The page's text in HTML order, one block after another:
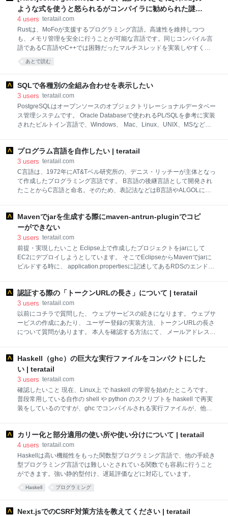
中"); 18 // var versi
ような式を使うと怒られるがコンパイラに勧められた謎の
トレイト境界で怒られなくなる。なぜ？
4 users teratail.com
Rustは、MoFoが支援するプログラミング言語。高速性を維持しつつ
も、メモリ管理を安全に行うことが可能な言語です。同じコンパイル言
語であるC言語やC++では困難だったマルチスレッドを実装しやすく、
並行性という点においても優れています。
あとで読む
SQLで各種別の全組み合わせを表示したい
3 users teratail.com
PostgreSQLはオープンソースのオブジェクトリレーショナルデータベー
ス管理システムです。 Oracle Databaseで使われるPL/SQLを参考に実装
されたビルトイン言語で、Windows、 Mac、Linux、UNIX、MSなどい
データベース言語です。大きく分けて、データ定義言語(DDL)、データ
操作言語(DML)、データ制御言語(DCL)の3つで構成されており、プログ
ラム上でSQL文を生成して、RDBMSに命令を出し、RDBに必要なデー
タを格納できます。また、格納したデータを引き出すことも可能です。
プログラム言語を自作したい | teratail
3 users teratail.com
C言語は、1972年にAT&Tベル研究所の、デニス・リッチーが主体となっ
て作成したプログラミング言語です。 B言語の後継言語として開発され
たことからC言語と命名。そのため、表記法などはB言語やALGOLに近
ロソフト社が開発したオペレーティングシステムです。当初は、MS-
DOSに変わるOSとして開発されました。 GUIを採用し、主にインテル
系のCPUを搭載したコンピューターで動作します。Windows系OSのシ
ェアは、90％を超えるといわれています。 パソコン用以外に、POSシス
テムやスマートフォンなどの携帯端末用、サーバ用のOSもあります。
Mavenでjarを生成する際にmaven-antrun-pluginでコピ
ーができない
3 users teratail.com
前提・実現したいこと Eclipse上で作成したプロジェクトをjarにして
EC2にデプロイしようとしています。 そこでEclipseからMavenでjarに
ビルドする時に、 application.propertiesに記述してあるRDSのエンドポ
のフォルダを全削除してもう一度更新してみましたが状況変わらずでし
た。 maven-antrun-pluginが動作していない？と思うのですが。。 ちな
みにjarファイルの生成はSUCCESSしています。 どなたか何か分かる方
がいればご回答よろしくお願いします。 必要な情報等ありましたらおっ
しゃって下さい。 随時追記していきます。 <?xml version="1.0"
認証する際の「トークンURLの長さ」について | teratail
3 users teratail.com
以前にコチラで質問した、 ウェブサービスの続きになります。 ウェブサ
ービスの作成にあたり、 ユーザー登録の実装方法、トークンURLの長さ
について質問があります。 本人を確認する方法にて、 メールアドレスを
う」 を実装しました。お陰様で無事にできました。 PHP 1$urltoken =
hash('sha256',uniqid(rand(),1)); 2//$urltoken =
28a97660379134480e0b0376a781f03d98375697dce6db65e718fbc1a
4b980b8 ここで質問があります。 トークンの長さについてです。 例え
ばマネーフォワードの場合、 パスワードリセットは以下のトークンURL
でした。 2gsoALCT5
Haskell（ghc）の巨大な実行ファイルをコンパクトにした
い | teratail
3 users teratail.com
確認したいこと 現在、Linux上 で haskell の学習を始めたところです。
普段常用している自作の shell や python のスクリプトを haskell で再実
装をしているのですが、ghc でコンパイルされる実行ファイルが、他言
ト） 巨大となる理由は、様々な実行環境での安定稼働を目的として、当
該 haskell プログラムが依存するモジュールを、全てスタティックリン
クするためであると理解しております。 しかしながら、趣味の自作環境
では些かオーバースペックであると思われるため、ビルド環境に依存す
る形でも構わないため、実行バイナリをコンパクトにする手法を確認し
カリー化と部分適用の使い所や使い分けについて | teratail
4 users teratail.com
Haskellは高い機能性をもった関数型プログラミング言語で、他の手続き
型プログラミング言語では難しいとされている関数でも容易に行うこと
ができます。強い静的型付け、遅延評価などに対応しています。
Haskell プログラミング
Next.jsでのCSRF対策方法を教えてください | teratail